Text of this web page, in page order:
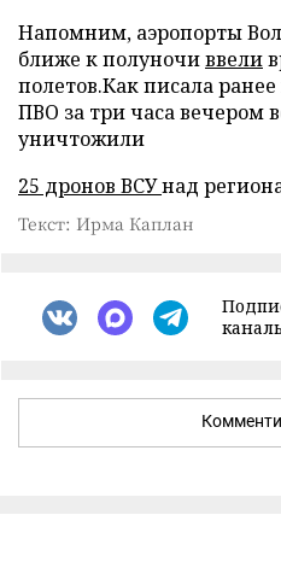
Напомним, аэропорты
ближе к полуночиввели
полетов.Как писала
ПВО за три часа вечером
уничтожили
25 дронов ВСУнад
Текст: Ирма Каплан